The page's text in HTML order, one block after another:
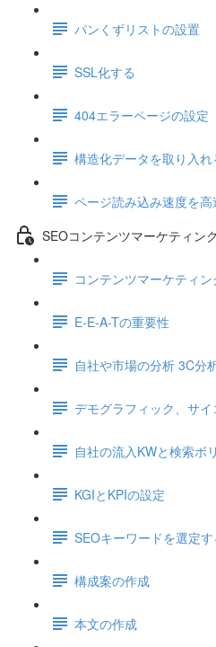
パンくずリストの設置
SSL化する
404エラーページの設定
構造化データを取り入れ
ページ読み込み速度を高
SEOコンテンツマーケティン
コンテンツマーケティン
E-E-A-Tの重要性
自社や市場の分析 3C分
デモグラフィック、サ
自社の流入KWと検索ボ
KGIとKPIの設定
SEOキーワードを選定す
構成案の作成
本文の作成